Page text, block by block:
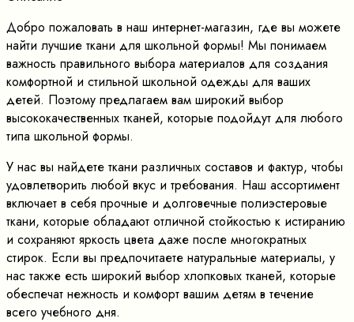
Добро пожаловать в наш интернет-магазин, где вы можете
найти лучшие ткани для школьной формы! Мы понимаем
важность правильного выбора материалов для создания
комфортной и стильной школьной одежды для ваших
детей. Поэтому предлагаем вам широкий выбор
высококачественных тканей, которые подойдут для любого
типа школьной формы.
У нас вы найдете ткани различных составов и фактур, чтобы
удовлетворить любой вкус и требования. Наш ассортимент
включает в себя прочные и долговечные полиэстеровые
ткани, которые обладают отличной стойкостью к истиранию
и сохраняют яркость цвета даже после многократных
стирок. Если вы предпочитаете натуральные материалы, у
нас также есть широкий выбор хлопковых тканей, которые
обеспечат нежность и комфорт вашим детям в течение
всего учебного дня.